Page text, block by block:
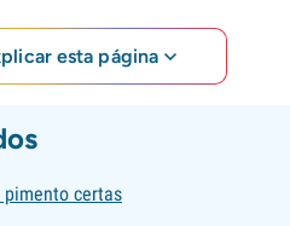
esta página
pimento certas